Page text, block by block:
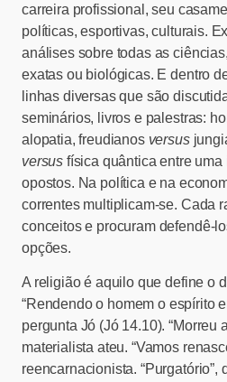
carreira profissional, seu
políticas, esportivas, culturais.
análises sobre todas as
exatas ou biológicas. E dentro
linhas diversas que são
seminários, livros e palestras:
alopatia, freudianos versus
versus física quântica entre
opostos. Na política e na
correntes multiplicam-se. Cada
conceitos e procuram defendê-
opções.
A religião é aquilo que define o
“Rendendo o homem o espírito
pergunta Jó (Jó 14.10). “Morreu
materialista ateu. “Vamos
reencarnacionista. “Purgatório”,